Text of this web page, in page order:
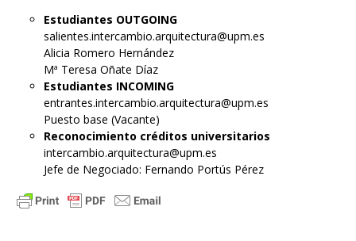
Estudiantes OUTGOING
salientes.intercambio.arquitectura@upm.es
Alicia Romero Hernández
Mª Teresa Oñate Díaz
Estudiantes INCOMING
entrantes.intercambio.arquitectura@upm.es
Puesto base (Vacante)
Reconocimiento créditos universitarios
intercambio.arquitectura@upm.es
Jefe de Negociado: Fernando Portús Pérez